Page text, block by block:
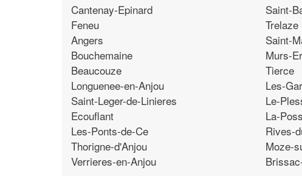
Cantenay-Epinard
Feneu
Angers
Bouchemaine
Beaucouze
Longuenee-en-Anjou
Saint-Leger-de-Linieres
Ecouflant
Les-Ponts-de-Ce
Thorigne-d'Anjou
Verrieres-en-Anjou
Saint-
Trelaze
Saint-
Murs-
Tierce
Les-
Le-
La-
Rives-
Moze-